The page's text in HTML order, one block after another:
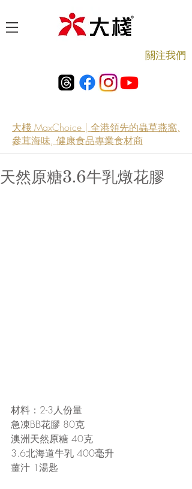
​關注我們
大棧 MaxChoice | 全港領先的蟲草燕窩,
參茸海味, 健康食品專業食材商
天然原糖3.6牛乳燉花膠
材料：2-3人份量
急凍BB花膠 80克
澳洲天然原糖 40克
3.6北海道牛乳 400毫升
薑汁 1湯匙